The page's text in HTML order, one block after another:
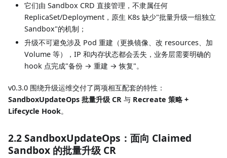
它们由 Sandbox CRD 直接管理，不隶属任何
ReplicaSet/Deployment，原生 K8s 缺少"批量升级一组独立
Sandbox"的机制；
升级不可避免涉及 Pod 重建（更换镜像、改 resources、加
Volume 等），IP 和内存状态都会丢失，业务层需要明确的
hook 点完成"备份 → 重建 → 恢复"。
v0.3.0 围绕升级运维交付了两项相互配套的特性：
SandboxUpdateOps 批量升级 CR 与 Recreate 策略 +
Lifecycle Hook。
2.2 SandboxUpdateOps：面向 Claimed
Sandbox 的批量升级 CR